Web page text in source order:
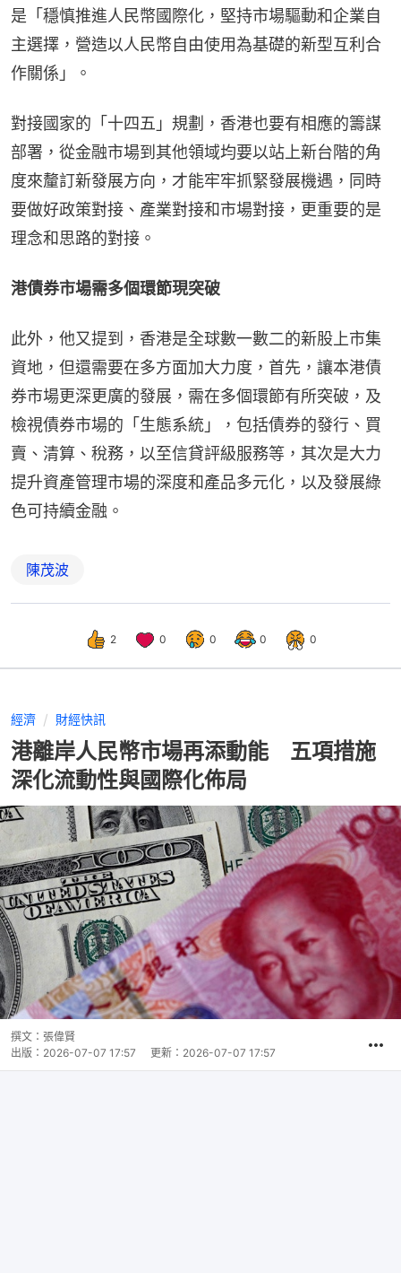
是「穩慎推進人民幣國際化，堅持市場驅動和企業自
主選擇，營造以人民幣自由使用為基礎的新型互利合
作關係」。
對接國家的「十四五」規劃，香港也要有相應的籌謀
部署，從金融市場到其他領域均要以站上新台階的角
度來釐訂新發展方向，才能牢牢抓緊發展機遇，同時
要做好政策對接、產業對接和市場對接，更重要的是
理念和思路的對接。
港債券市場需多個環節現突破
此外，他又提到，香港是全球數一數二的新股上市集
資地，但還需要在多方面加大力度，首先，讓本港債
券市場更深更廣的發展，需在多個環節有所突破，及
檢視債券市場的「生態系統」，包括債券的發行、買
賣、清算、稅務，以至信貸評級服務等，其次是大力
提升資產管理市場的深度和產品多元化，以及發展綠
色可持續金融。
陳茂波
2 0 0 0 0
經濟 財經快訊
港離岸人民幣市場再添動能 五項措施
深化流動性與國際化佈局
撰文： 張偉賢
出版： 2026-07-07 17:57 更新： 2026-07-07 17:57